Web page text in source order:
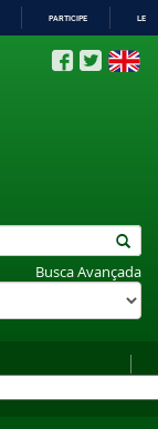
PARTICIPE
Busca Avançada